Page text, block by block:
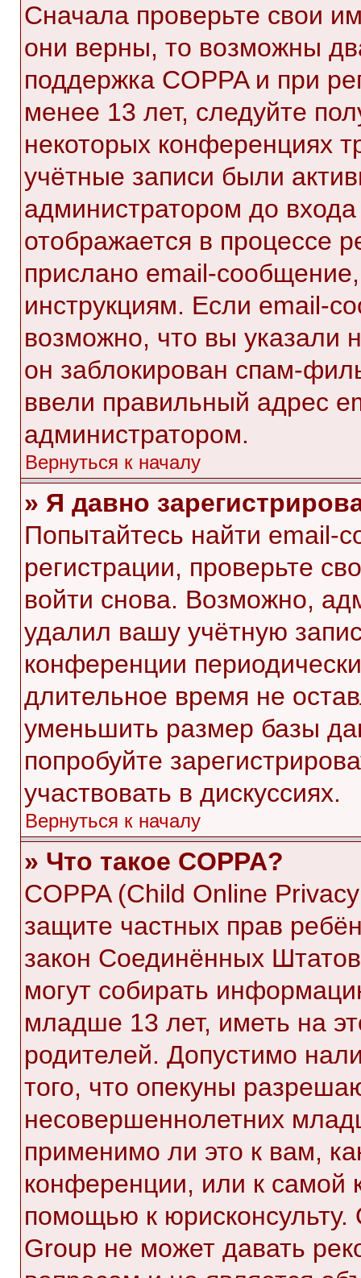
Сначала проверьте свои
они верны, то возможны
поддержка COPPA и при
менее 13 лет, следуйте
некоторых конференциях
учётные записи были
администратором до
отображается в процессе
прислано email-
инструкциям. Если email-
возможно, что вы указали
он заблокирован спам-
ввели правильный адрес
администратором.
Вернуться к началу
» Я давно
Попытайтесь найти email-
регистрации, проверьте
войти снова. Возможно,
удалил вашу учётную
конференции
длительное время не
уменьшить размер базы
попробуйте
участвовать в дискуссиях.
Вернуться к началу
» Что такое COPPA?
COPPA (Child Online
защите частных прав
закон Соединённых
могут собирать
младше 13 лет, иметь на
родителей. Допустимо
того, что опекуны
несовершеннолетних
применимо ли это к вам,
конференции, или к самой
помощью к
Group не может давать